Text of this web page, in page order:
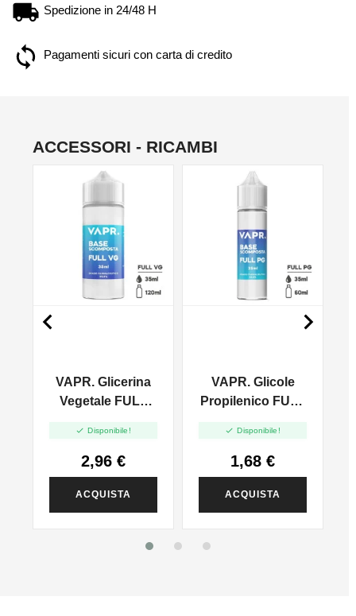
Spedizione in 24/48 H
Pagamenti sicuri con carta di credito
ACCESSORI - RICAMBI
VAPR. Glicerina
Vegetale FULL
120ml
 Disponibile!
2,96 €
ACQUISTA
VAPR. Glicole
Propilenico FULL
 Disponibile!
1,68 €
ACQUISTA
 